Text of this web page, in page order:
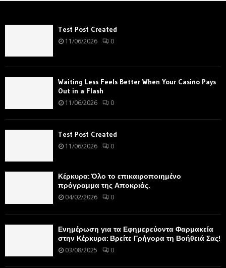
Test Post Created
11/06/2026 0
Waiting Less Feels Better When Your Casino Pays
Out in a Flash
11/06/2026 0
Test Post Created
11/06/2026 0
Κέρκυρα: Όλο το επικαιροποιημένο
πρόγραμμα της Αποκριάς.
04/02/2026 0
Ενημέρωση για τα Εφημερεύοντα Φαρμακεία
στην Κέρκυρα: Βρείτε Γρήγορα τη Βοήθειά Σας!
03/08/2025 0